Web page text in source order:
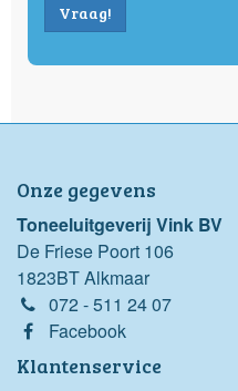
Vraag!
Onze gegevens
Toneeluitgeverij Vink BV
De Friese Poort 106
1823BT Alkmaar
072 - 511 24 07
Facebook
Klantenservice